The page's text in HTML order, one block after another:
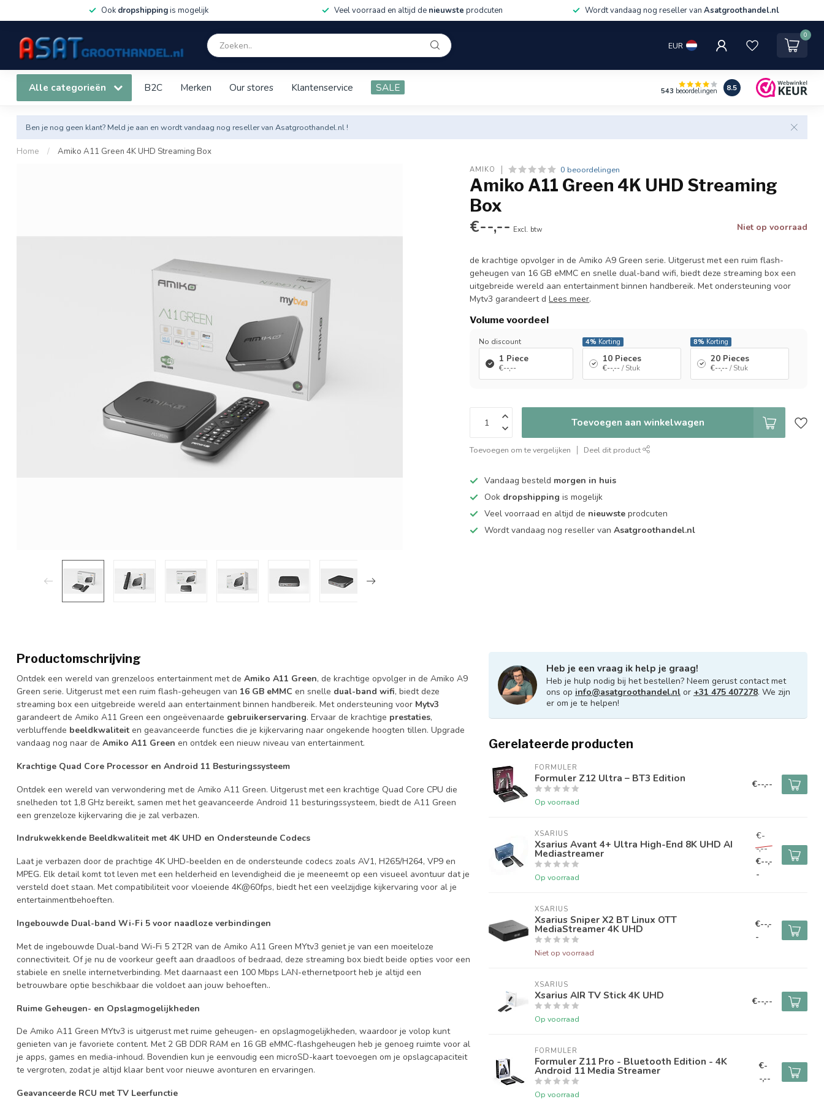
Ook dropshippingis mogelijk Veel voorraad en altijd de nieuwste prodcuten Wordt vandaag nog reseller van Asatgroothandel.nl
EUR
0
Alle categorieën B2C Merken Our stores Klantenservice SALE 543 beoordelingen 8.5
Ben je nog geen klant? Meld je aan en wordt vandaag nog reseller van Asatgroothandel.nl !
Home / Amiko A11 Green 4K UHD Streaming Box
AMIKO 0 beoordelingen
Amiko A11 Green 4K UHD Streaming
Box
€--,-- Excl. btw Niet op voorraad
de krachtige opvolger in de Amiko A9 Green serie. Uitgerust met een ruim flash-
geheugen van 16 GB eMMC en snelle dual-band wifi, biedt deze streaming box een
uitgebreide wereld aan entertainment binnen handbereik. Met ondersteuning voor
Mytv3 garandeert dLees meer.
Volume voordeel
No discount
1 Piece
€--,--
4% Korting
10 Pieces
€--,--/ Stuk
8% Korting
20 Pieces
€--,--/ Stuk
Toevoegen aan winkelwagen
Toevoegen om te vergelijken Deel dit product
Vandaag besteld morgen in huis
Ook dropshipping is mogelijk
Veel voorraad en altijd de nieuwste prodcuten
Wordt vandaag nog reseller vanAsatgroothandel.nl
Productomschrijving
Ontdek een wereld van grenzeloos entertainment met de Amiko A11 Green, de krachtige opvolger in de Amiko A9
Green serie. Uitgerust met een ruim flash-geheugen van 16 GB eMMC en snelle dual-band wifi, biedt deze
streaming box een uitgebreide wereld aan entertainment binnen handbereik. Met ondersteuning voor Mytv3
garandeert de Amiko A11 Green een ongeëvenaarde gebruikerservaring. Ervaar de krachtige prestaties,
verbluffende beeldkwaliteit en geavanceerde functies die je kijkervaring naar ongekende hoogten tillen. Upgrade
vandaag nog naar de Amiko A11 Green en ontdek een nieuw niveau van entertainment.
Krachtige Quad Core Processor en Android 11 Besturingssysteem
Ontdek een wereld van verwondering met de Amiko A11 Green. Uitgerust met een krachtige Quad Core CPU die
snelheden tot 1,8 GHz bereikt, samen met het geavanceerde Android 11 besturingssysteem, biedt de A11 Green
een grenzeloze kijkervaring die je zal verbazen.
Indrukwekkende Beeldkwaliteit met 4K UHD en Ondersteunde Codecs
Laat je verbazen door de prachtige 4K UHD-beelden en de ondersteunde codecs zoals AV1, H265/H264, VP9 en
MPEG. Elk detail komt tot leven met een helderheid en levendigheid die je meeneemt op een visueel avontuur dat je
versteld doet staan. Met compatibiliteit voor vloeiende 4K@60fps, biedt het een veelzijdige kijkervaring voor al je
entertainmentbehoeften.
Ingebouwde Dual-band Wi-Fi 5 voor naadloze verbindingen
Met de ingebouwde Dual-band Wi-Fi 5 2T2R van de Amiko A11 Green MYtv3 geniet je van een moeiteloze
connectiviteit. Of je nu de voorkeur geeft aan draadloos of bedraad, deze streaming box biedt beide opties voor een
stabiele en snelle internetverbinding. Met daarnaast een 100 Mbps LAN-ethernetpoort heb je altijd een
betrouwbare optie beschikbaar die voldoet aan jouw behoeften..
Ruime Geheugen- en Opslagmogelijkheden
De Amiko A11 Green MYtv3 is uitgerust met ruime geheugen- en opslagmogelijkheden, waardoor je volop kunt
genieten van je favoriete content. Met 2 GB DDR RAM en 16 GB eMMC-flashgeheugen heb je genoeg ruimte voor al
je apps, games en media-inhoud. Bovendien kun je eenvoudig een microSD-kaart toevoegen om je opslagcapaciteit
te vergroten, zodat je altijd klaar bent voor nieuwe avonturen en ervaringen.
Geavanceerde RCU met TV Leerfunctie
Heb je een vraag ik help je graag!
Heb je hulp nodig bij het bestellen? Neem gerust contact met
ons op info@asatgroothandel.nl or +31 475 407278. We zijn
er om je te helpen!
Gerelateerde producten
FORMULER
Formuler Z12 Ultra – BT3 Edition
Op voorraad
€--,--
XSARIUS
Xsarius Avant 4+ Ultra High-End 8K UHD AI
Mediastreamer
Op voorraad
€-
-,--
€--,-
-
XSARIUS
Xsarius Sniper X2 BT Linux OTT
MediaStreamer 4K UHD
Niet op voorraad
€--,-
-
XSARIUS
Xsarius AIR TV Stick 4K UHD
Op voorraad
€--,--
FORMULER
Formuler Z11 Pro - Bluetooth Edition - 4K
Android 11 Media Streamer
Op voorraad
€-
-,--